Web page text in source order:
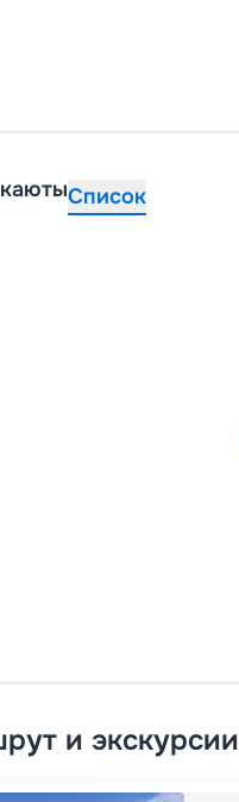
Список
и экскурсии